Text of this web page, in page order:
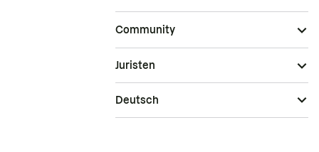
Community
Juristen
Deutsch